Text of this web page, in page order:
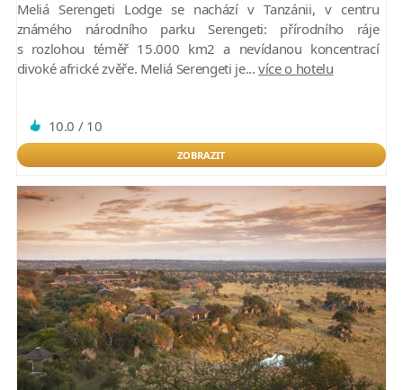
Meliá Serengeti Lodge se nachází v Tanzánii, v centru
známého národního parku Serengeti: přírodního ráje
s rozlohou téměř 15.000 km2 a nevídanou koncentrací
divoké africké zvěře. Meliá Serengeti je...více o hotelu
10.0 / 10
ZOBRAZIT